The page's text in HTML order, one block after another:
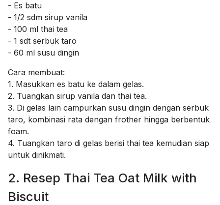
- Es batu
- 1/2 sdm sirup vanila
- 100 ml thai tea
- 1 sdt serbuk taro
- 60 ml susu dingin
Cara membuat:
1. Masukkan es batu ke dalam gelas.
2. Tuangkan sirup vanila dan thai tea.
3. Di gelas lain campurkan susu dingin dengan serbuk
taro, kombinasi rata dengan frother hingga berbentuk
foam.
4. Tuangkan taro di gelas berisi thai tea kemudian siap
untuk dinikmati.
2. Resep Thai Tea Oat Milk with
Biscuit